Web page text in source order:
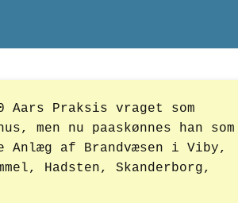
Praksis vraget som
men nu paaskønnes han som
Anlæg af Brandvæsen i Viby,
Hadsten, Skanderborg,